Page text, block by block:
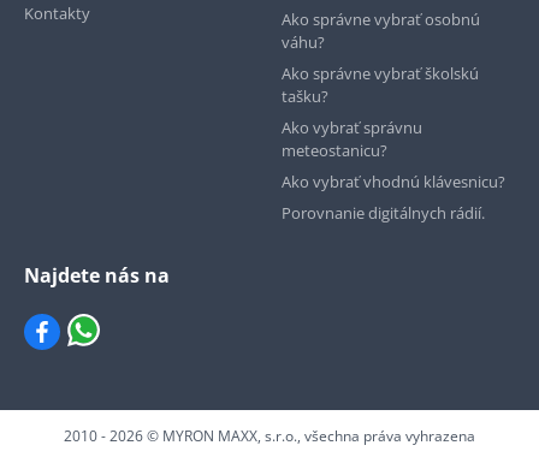
Kontakty
Ako správne vybrať osobnú
váhu?
Ako správne vybrať školskú
tašku?
Ako vybrať správnu
meteostanicu?
Ako vybrať vhodnú klávesnicu?
Porovnanie digitálnych rádií.
Najdete nás na
2010 - 2026 © MYRON MAXX, s.r.o., všechna práva vyhrazena